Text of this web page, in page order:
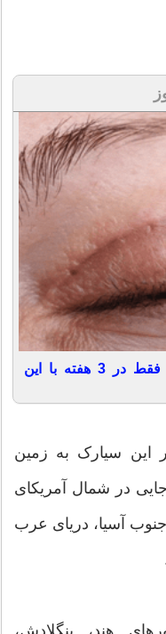
کاهش چشمگیر جای زخم و بخیه فقط در 3 هفته با این
این سیارک به زمین
در شمال آمریکای
آسیا، دریای عرب